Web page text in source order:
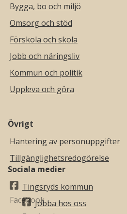
Bygga, bo och miljö
Omsorg och stöd
Förskola och skola
Jobb och näringsliv
Kommun och politik
Uppleva och göra
Övrigt
Hantering av personuppgifter
Tillgänglighetsredogörelse
Sociala medier
Tingsryds kommun
Jobba hos oss